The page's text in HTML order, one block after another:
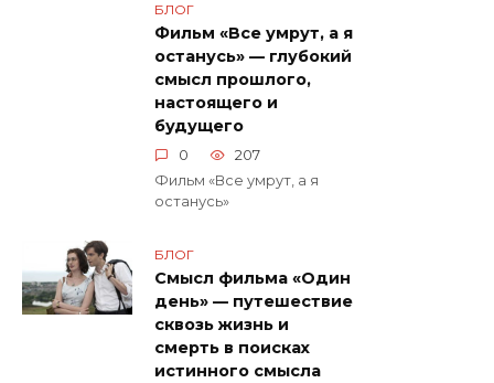
БЛОГ
Фильм «Все умрут, а я
останусь» — глубокий
смысл прошлого,
настоящего и
будущего
0
207
Фильм «Все умрут, а я
останусь»
БЛОГ
Смысл фильма «Один
день» — путешествие
сквозь жизнь и
смерть в поисках
истинного смысла